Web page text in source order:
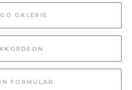
GALERIE
FORMULAR